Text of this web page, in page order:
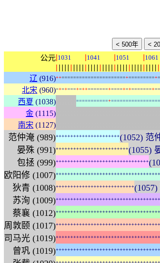
公元|1031 |1041 |1051 |1061
| | | | | | | | | | | | | | | | | | | | | | | | | | | | | | | | | | | |
辽 (916)++======================+=========+=
北宋 (960)=+=+===+=++=======+====+=+=======+==
西夏 (1038) ===========+=================
金 (1115)
南宋 (1127)
范仲淹 (989)++++++++++++++++++++++(1052) 范
晏殊 (991)+++++++++++++++++++++++++(1055)
包拯 (999)++++++++++++++++++++++++++++++++
欧阳修 (1007)++++++++++++++++++++++++++++++++++++
狄青 (1008)+++++++++++++++++++++++++++
苏洵 (1009)++++++++++++++++++++++++++++++++++++
蔡襄 (1012)++++++++++++++++++++++++++++++++++++
周敦颐 (1017)++++++++++++++++++++++++++++++++++++
司马光 (1019)++++++++++++++++++++++++++++++++++++
曾巩 (1019)++++++++++++++++++++++++++++++++++++